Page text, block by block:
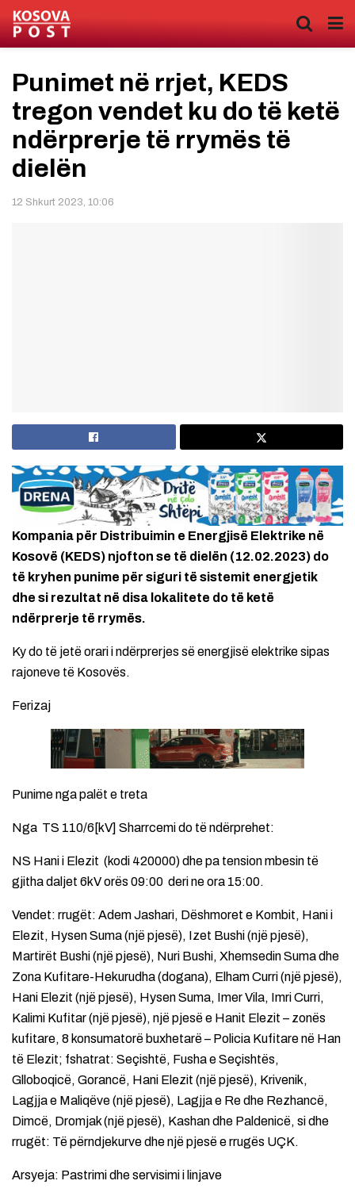
Punimet në rrjet, KEDS
tregon vendet ku do të ketë
ndërprerje të rrymës të
dielën
12 Shkurt 2023, 10:06
Kompania për Distribuimin e Energjisë Elektrike në
Kosovë (KEDS) njofton se të dielën (12.02.2023) do
të kryhen punime për siguri të sistemit energjetik
dhe si rezultat në disa lokalitete do të ketë
ndërprerje të rrymës.
Ky do të jetë orari i ndërprerjes së energjisë elektrike sipas
rajoneve të Kosovës.
Ferizaj
Punime nga palët e treta
Nga TS 110/6[kV] Sharrcemi do të ndërprehet:
NS Hani i Elezit (kodi 420000) dhe pa tension mbesin të
gjitha daljet 6kV orës 09:00 deri ne ora 15:00.
Vendet: rrugët: Adem Jashari, Dëshmoret e Kombit, Hani i
Elezit, Hysen Suma (një pjesë), Izet Bushi (një pjesë),
Martirët Bushi (një pjesë), Nuri Bushi, Xhemsedin Suma dhe
Zona Kufitare-Hekurudha (dogana), Elham Curri (një pjesë),
Hani Elezit (një pjesë), Hysen Suma, Imer Vila, Imri Curri,
Kalimi Kufitar (një pjesë), një pjesë e Hanit Elezit – zonës
kufitare, 8 konsumatorë buxhetarë – Policia Kufitare në Han
të Elezit; fshatrat: Seçishtë, Fusha e Seçishtës,
Glloboqicë, Gorancë, Hani Elezit (një pjesë), Krivenik,
Lagjja e Maliqëve (një pjesë), Lagjja e Re dhe Rezhancë,
Dimcë, Dromjak (një pjesë), Kashan dhe Paldenicë, si dhe
rrugët: Të përndjekurve dhe një pjesë e rrugës UÇK.
Arsyeja: Pastrimi dhe servisimi i linjave